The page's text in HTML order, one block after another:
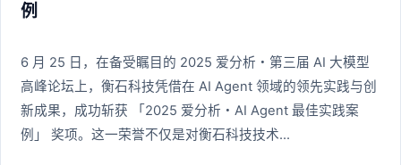
例
6 月 25 日，在备受瞩目的 2025 爱分析・第三届 AI 大模型
高峰论坛上，衡石科技凭借在 AI Agent 领域的领先实践与创
新成果，成功斩获 「2025 爱分析・AI Agent 最佳实践案
例」 奖项。这一荣誉不仅是对衡石科技技术...